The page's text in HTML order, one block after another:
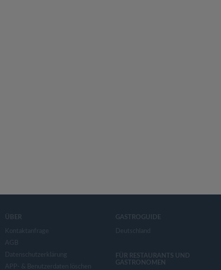
ÜBER
Kontaktanfrage
AGB
Datenschutzerklärung
APP- & Benutzerdaten löschen
GASTROGUIDE
Deutschland
FÜR RESTAURANTS UND
GASTRONOMEN